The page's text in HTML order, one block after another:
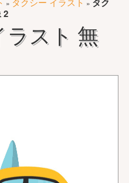
» »
2
スト 無